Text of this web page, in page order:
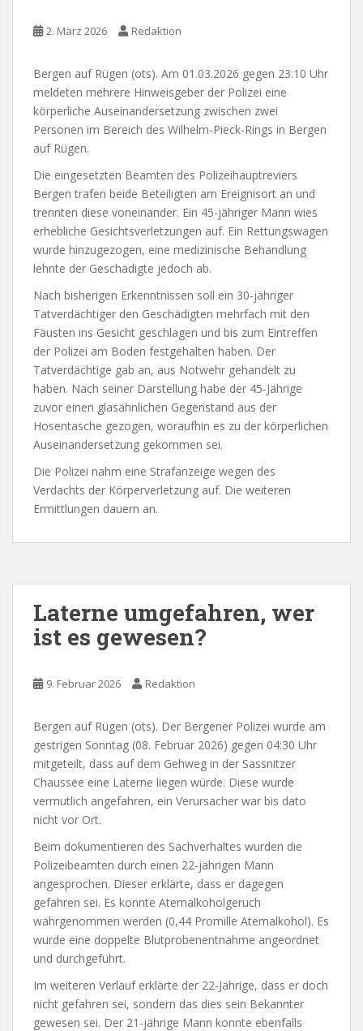
2. März 2026 Redaktion
Bergen auf Rügen (ots). Am 01.03.2026 gegen 23:10 Uhr
meldeten mehrere Hinweisgeber der Polizei eine
körperliche Auseinandersetzung zwischen zwei
Personen im Bereich des Wilhelm-Pieck-Rings in Bergen
auf Rügen.
Die eingesetzten Beamten des Polizeihauptreviers
Bergen trafen beide Beteiligten am Ereignisort an und
trennten diese voneinander. Ein 45-jähriger Mann wies
erhebliche Gesichtsverletzungen auf. Ein Rettungswagen
wurde hinzugezogen, eine medizinische Behandlung
lehnte der Geschädigte jedoch ab.
Nach bisherigen Erkenntnissen soll ein 30-jähriger
Tatverdächtiger den Geschädigten mehrfach mit den
Fäusten ins Gesicht geschlagen und bis zum Eintreffen
der Polizei am Boden festgehalten haben. Der
Tatverdächtige gab an, aus Notwehr gehandelt zu
haben. Nach seiner Darstellung habe der 45-Jährige
zuvor einen glasähnlichen Gegenstand aus der
Hosentasche gezogen, woraufhin es zu der körperlichen
Auseinandersetzung gekommen sei.
Die Polizei nahm eine Strafanzeige wegen des
Verdachts der Körperverletzung auf. Die weiteren
Ermittlungen dauern an.
Laterne umgefahren, wer
ist es gewesen?
9. Februar 2026 Redaktion
Bergen auf Rügen (ots). Der Bergener Polizei wurde am
gestrigen Sonntag (08. Februar 2026) gegen 04:30 Uhr
mitgeteilt, dass auf dem Gehweg in der Sassnitzer
Chaussee eine Laterne liegen würde. Diese wurde
vermutlich angefahren, ein Verursacher war bis dato
nicht vor Ort.
Beim dokumentieren des Sachverhaltes wurden die
Polizeibeamten durch einen 22-jährigen Mann
angesprochen. Dieser erklärte, dass er dagegen
gefahren sei. Es konnte Atemalkoholgeruch
wahrgenommen werden (0,44 Promille Atemalkohol). Es
wurde eine doppelte Blutprobenentnahme angeordnet
und durchgeführt.
Im weiteren Verlauf erklärte der 22-Jährige, dass er doch
nicht gefahren sei, sondern das dies sein Bekannter
gewesen sei. Der 21-jährige Mann konnte ebenfalls